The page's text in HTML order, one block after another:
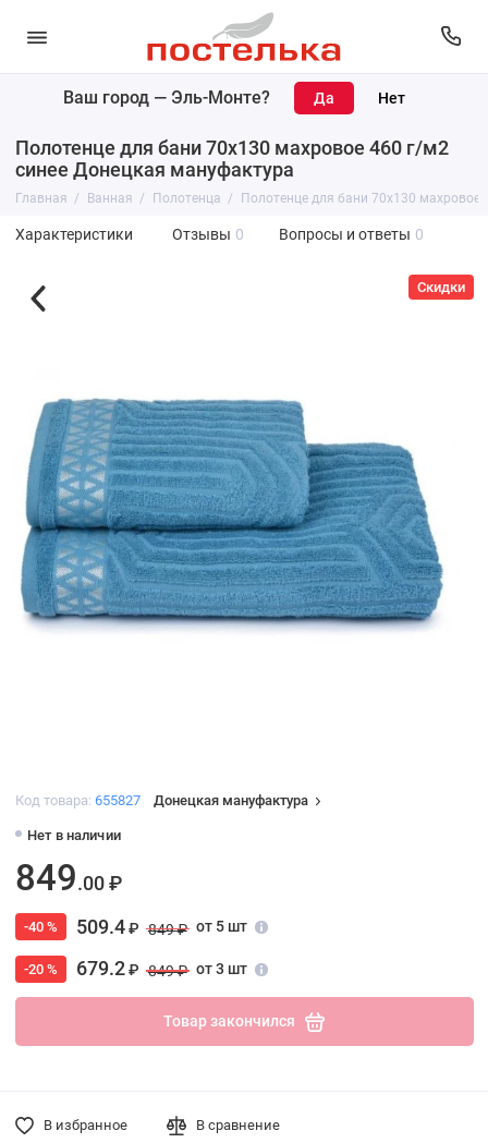
Ваш город — Эль-Монте?
Полотенце для бани 70х130 махровое 460 г/м2
синее Донецкая мануфактура
Главная Ванная Полотенца Полотенце для бани 70х130
Характеристики Отзывы 0 Вопросы и ответы 0
Скидки
Код товара: 655827 Донецкая мануфактура
Нет в наличии
849.00 ₽
-40 % 509.4₽ 849 ₽ от 5 шт
-20 % 679.2₽ 849 ₽ от 3 шт
Товар закончился
В избранное В сравнение